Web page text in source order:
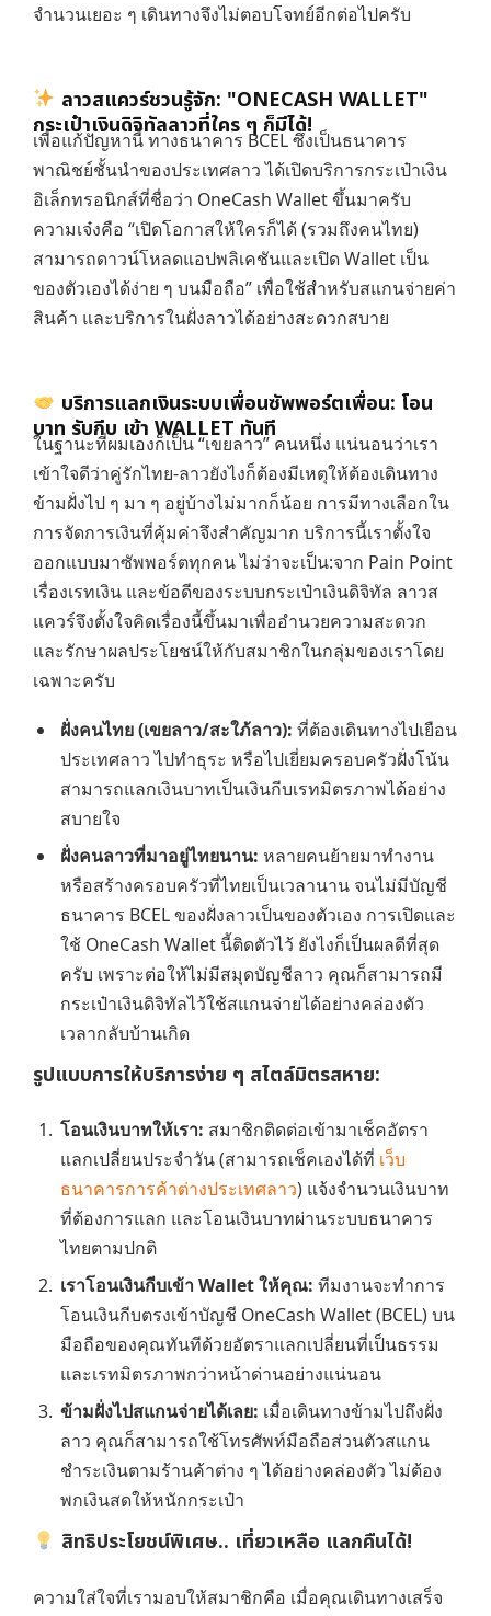
จำนวนเยอะ ๆ เดินทางจึงไม่ตอบโจทย์อีกต่อไปครับ
ลาวสแควร์ชวนรู้จัก: "ONECASH WALLET"
กระเป๋าเงินดิจิทัลลาวที่ใคร ๆ ก็มีได้!
เพื่อแก้ปัญหานี้ ทางธนาคาร BCEL ซึ่งเป็นธนาคาร
พาณิชย์ชั้นนำของประเทศลาว ได้เปิดบริการกระเป๋าเงิน
อิเล็กทรอนิกส์ที่ชื่อว่า OneCash Wallet ขึ้นมาครับ
ความเจ๋งคือ “เปิดโอกาสให้ใครก็ได้ (รวมถึงคนไทย)
สามารถดาวน์โหลดแอปพลิเคชันและเปิด Wallet เป็น
ของตัวเองได้ง่าย ๆ บนมือถือ” เพื่อใช้สำหรับสแกนจ่ายค่า
สินค้า และบริการในฝั่งลาวได้อย่างสะดวกสบาย
บริการแลกเงินระบบเพื่อนซัพพอร์ตเพื่อน: โอน
บาท รับกีบ เข้า WALLET ทันที
ในฐานะที่ผมเองก็เป็น “เขยลาว” คนหนึ่ง แน่นอนว่าเรา
เข้าใจดีว่าคู่รักไทย-ลาวยังไงก็ต้องมีเหตุให้ต้องเดินทาง
ข้ามฝั่งไป ๆ มา ๆ อยู่บ้างไม่มากก็น้อย การมีทางเลือกใน
การจัดการเงินที่คุ้มค่าจึงสำคัญมาก บริการนี้เราตั้งใจ
ออกแบบมาซัพพอร์ตทุกคน ไม่ว่าจะเป็น:จาก Pain Point
เรื่องเรทเงิน และข้อดีของระบบกระเป๋าเงินดิจิทัล ลาวส
แควร์จึงตั้งใจคิดเรื่องนี้ขึ้นมาเพื่ออำนวยความสะดวก
และรักษาผลประโยชน์ให้กับสมาชิกในกลุ่มของเราโดย
เฉพาะครับ
ฝั่งคนไทย (เขยลาว/สะใภ้ลาว): ที่ต้องเดินทางไปเยือน
ประเทศลาว ไปทำธุระ หรือไปเยี่ยมครอบครัวฝั่งโน้น
สามารถแลกเงินบาทเป็นเงินกีบเรทมิตรภาพได้อย่าง
สบายใจ
ฝั่งคนลาวที่มาอยู่ไทยนาน: หลายคนย้ายมาทำงาน
หรือสร้างครอบครัวที่ไทยเป็นเวลานาน จนไม่มีบัญชี
ธนาคาร BCEL ของฝั่งลาวเป็นของตัวเอง การเปิดและ
ใช้ OneCash Wallet นี้ติดตัวไว้ ยังไงก็เป็นผลดีที่สุด
ครับ เพราะต่อให้ไม่มีสมุดบัญชีลาว คุณก็สามารถมี
กระเป๋าเงินดิจิทัลไว้ใช้สแกนจ่ายได้อย่างคล่องตัว
เวลากลับบ้านเกิด
รูปแบบการให้บริการง่าย ๆ สไตล์มิตรสหาย:
โอนเงินบาทให้เรา: สมาชิกติดต่อเข้ามาเช็คอัตรา
แลกเปลี่ยนประจำวัน (สามารถเช็คเองได้ที่ เว็บ
ธนาคารการค้าต่างประเทศลาว) แจ้งจำนวนเงินบาท
ที่ต้องการแลก และโอนเงินบาทผ่านระบบธนาคาร
ไทยตามปกติ
เราโอนเงินกีบเข้า Wallet ให้คุณ: ทีมงานจะทำการ
โอนเงินกีบตรงเข้าบัญชี OneCash Wallet (BCEL) บน
มือถือของคุณทันทีด้วยอัตราแลกเปลี่ยนที่เป็นธรรม
และเรทมิตรภาพกว่าหน้าด่านอย่างแน่นอน
ข้ามฝั่งไปสแกนจ่ายได้เลย: เมื่อเดินทางข้ามไปถึงฝั่ง
ลาว คุณก็สามารถใช้โทรศัพท์มือถือส่วนตัวสแกน
ชำระเงินตามร้านค้าต่าง ๆ ได้อย่างคล่องตัว ไม่ต้อง
พกเงินสดให้หนักกระเป๋า
สิทธิประโยชน์พิเศษ.. เที่ยวเหลือ แลกคืนได้!
ความใส่ใจที่เรามอบให้สมาชิกคือ เมื่อคุณเดินทางเสร็จ